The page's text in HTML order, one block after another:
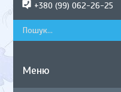
+380 (99) 062-26-25